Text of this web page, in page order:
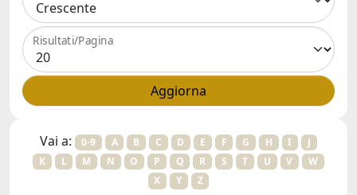
Risultati/Pagina
Vai a: 0-9 A B C D E F G H I
J
K
L M N O P Q R S T U V
W
X
Y Z